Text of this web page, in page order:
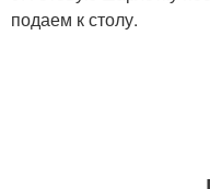
подаем к столу.